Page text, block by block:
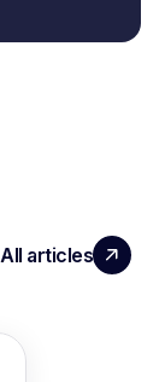
All articles